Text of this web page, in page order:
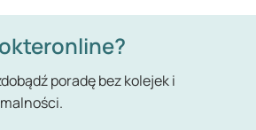
pojawia się między 15. a 55.
kobiet ataki występują
migrenowy zwykle pojawia się
i ma pulsujący lub tętniący
poradę bez kolejek i